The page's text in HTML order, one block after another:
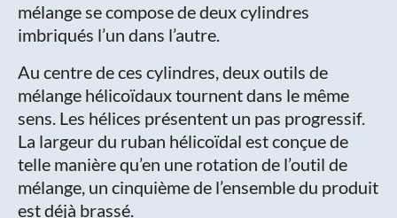
mélange se compose de deux cylindres
imbriqués l’un dans l’autre.
Au centre de ces cylindres, deux outils de
mélange hélicoïdaux tournent dans le même
sens. Les hélices présentent un pas progressif.
La largeur du ruban hélicoïdal est conçue de
telle manière qu’en une rotation de l’outil de
mélange, un cinquième de l’ensemble du produit
est déjà brassé.